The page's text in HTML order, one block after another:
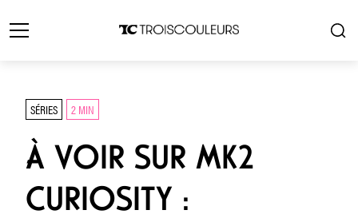
SÉRIES 2 MIN
À VOIR SUR MK2
CURIOSITY :